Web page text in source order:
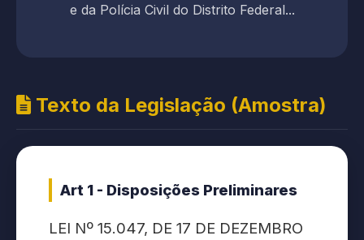
e da Polícia Civil do Distrito Federal...
Texto da Legislação (Amostra)
Art 1 - Disposições Preliminares
LEI Nº 15.047, DE 17 DE DEZEMBRO